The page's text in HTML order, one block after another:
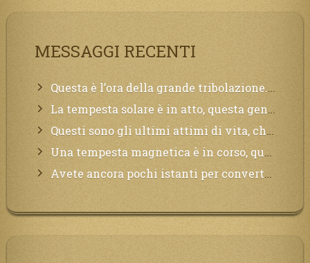
MESSAGGI RECENTI
Questa è l’ora della grande tribolazione. Volgetemi il vostro cuore
La tempesta solare è in atto, questa generazione soffrirà molto, la Terra arderà, l’acqua sarà contaminata, il cibo non sarà più nelle vostre mense.
Questi sono gli ultimi attimi di vita, chi si vuole salvare Mi chiami in suo aiuto.
Una tempesta magnetica è in corso, questa generazione patirà. Il black out non tarderà ad arrivare e tutta la Terra sarà oscurata.
Avete ancora pochi istanti per convertirvi, non perdete tempo, la sciagura arriverà all’improvviso e per chi non si sarà preparato saranno dolori.